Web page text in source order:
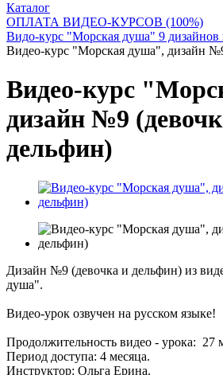
Каталог
ОПЛАТА ВИДЕО-КУРСОВ (100%)
Видо-курс "Морская душа" 9
Видео-курс "Морская душа", дизайн
Видео-курс
дизайн №9
дельфин)
Дизайн №9 (девочка и дельфин) из
душа".
Видео-урок озвучен на русском языке!
Продолжительность видео - урока: 27
Период доступа: 4 месяца.
Инструктор: Ольга Ерина.